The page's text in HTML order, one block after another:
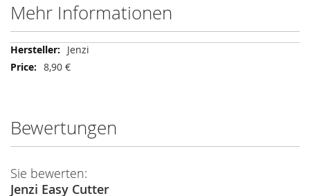
Mehr Informationen
Mehr
Informationen
Jenzi
8,90 €
Bewertungen
Sie bewerten:
Jenzi Easy Cutter